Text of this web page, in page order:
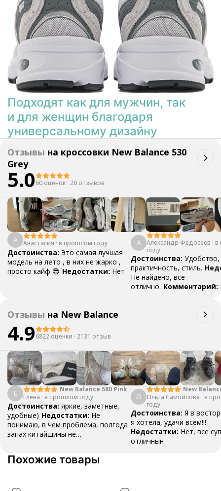
Подходят как для мужчин, так
и для женщин благодаря
универсальному дизайну
Отзывы на кроссовки New Balance 530
Grey
5.060 оценок · 20 отзывов
А Анастасия · в прошлом году
Достоинства: Это самая лучшая
модель на лето , в них не жарко ,
просто кайф 😎 Недостатки: Нет
А Александр Федосеев · в
году
Достоинства: Удобство,
практичность, стиль.
Не найдено, все
отлично. Комментарий:
Отзывы на New Balance
4.96822 оценки · 2131 отзыв
Е
New Balance 580 Pink
Елена · в прошлом году
Достоинства: яркие, заметные,
удобные) Недостатки: Не
понимаю, в чем проблема, полгода
запах китайщины не
деньги вполне норм.
О
New
Ольга Самойлова · в
году
Достоинства: Я в
я хотела, удачи всем!!!
Недостатки: Нет, все
отличнын
Похожие товары